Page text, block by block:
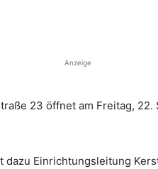
Anzeige
23 öffnet am Freitag,
Einrichtungsleitung